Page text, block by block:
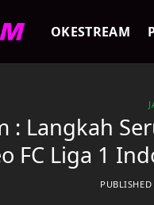
OKESTREAM
: Langkah
FC Liga 1